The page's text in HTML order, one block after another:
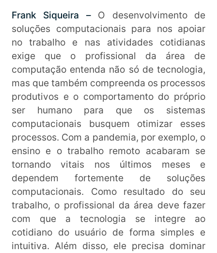
Frank Siqueira – O desenvolvimento de
soluções computacionais para nos apoiar
no trabalho e nas atividades cotidianas
exige que o profissional da área de
computação entenda não só de tecnologia,
mas que também compreenda os processos
produtivos e o comportamento do próprio
ser humano para que os sistemas
computacionais busquem otimizar esses
processos. Com a pandemia, por exemplo, o
ensino e o trabalho remoto acabaram se
tornando vitais nos últimos meses e
dependem fortemente de soluções
computacionais. Como resultado do seu
trabalho, o profissional da área deve fazer
com que a tecnologia se integre ao
cotidiano do usuário de forma simples e
intuitiva. Além disso, ele precisa dominar